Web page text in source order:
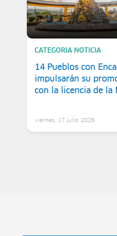
CATEGORIA NOTICIA
14 Pueblos con
impulsarán su
con la licencia de la
viernes, 17 julio 2026